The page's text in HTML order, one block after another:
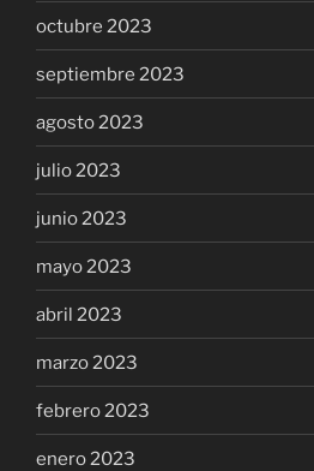
octubre 2023
septiembre 2023
agosto 2023
julio 2023
junio 2023
mayo 2023
abril 2023
marzo 2023
febrero 2023
enero 2023